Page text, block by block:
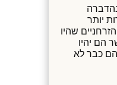
יותר
שהיו
הם יהיו
הם כבר לא